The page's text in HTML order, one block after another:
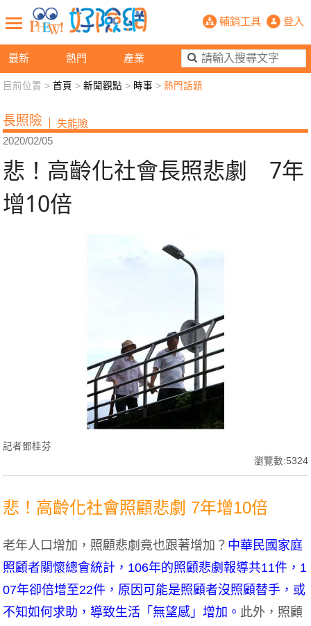
最新 熱門 產業
悲！高齡化社會長照悲劇 7年增
輔銷工具 登入
新聞觀點 業務交流 好險懂生活
退休先準備 好險學堂 輔銷工具 活動專區
目前位置 >首頁 >新聞觀點 > 時事 >熱門話題
長照險 失能險
2020/02/05
悲！高齡化社會長照悲劇 7年
增10倍
記者鄧桂芬
瀏覽數:5324
悲！高齡化社會照顧悲劇 7年增10倍
老年人口增加，照顧悲劇竟也跟著增加？ 中華民國家庭
照顧者關懷總會統計，106年的照顧悲劇報導共11件，1
07年卻倍增至22件，原因可能是照顧者沒照顧替手，或
不知如何求助，導致生活「無望感」增加。 此外，照顧